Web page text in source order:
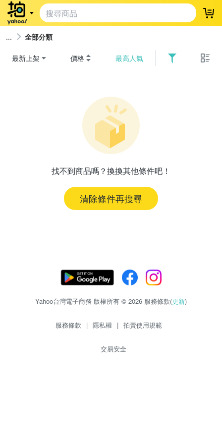
登
全部分類
最新上架 價格 最高人氣
找不到商品嗎？換換其他條件吧！
清除條件再搜尋
Yahoo台灣電子商務 版權所有 © 2026 服務條款(更新)
服務條款 | 隱私權 | 拍賣使用規範
交易安全